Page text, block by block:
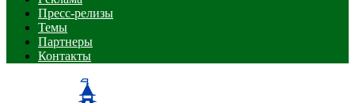
Пресс-релизы
Темы
Партнеры
Контакты